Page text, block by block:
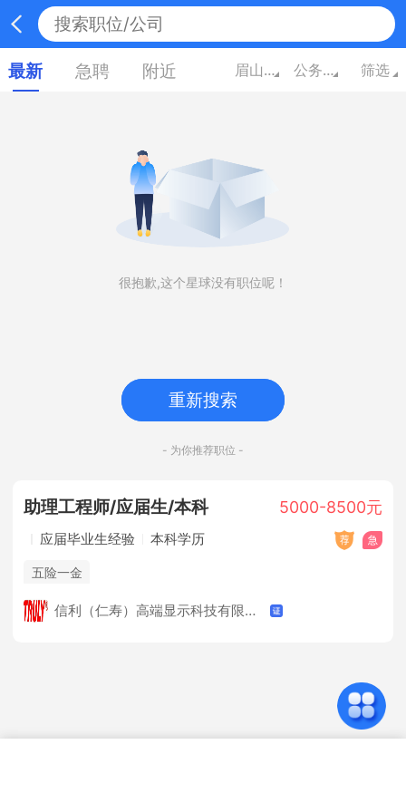
最新 急聘 附近 眉山四川 公务员/翻译/其他 筛选
很抱歉,这个星球没有职位呢！
重新搜索
- 为你推荐职位 -
助理工程师/应届生/本科 5000-8500元
应届毕业生经验 本科学历
五险一金
信利（仁寿）高端显示科技有限公司